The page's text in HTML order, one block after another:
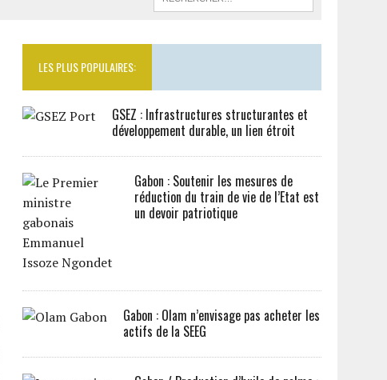
LES PLUS POPULAIRES:
GSEZ : Infrastructures structurantes et
développement durable, un lien étroit
Gabon : Soutenir les mesures de
réduction du train de vie de l’Etat est
un devoir patriotique
Gabon : Olam n’envisage pas acheter les
actifs de la SEEG